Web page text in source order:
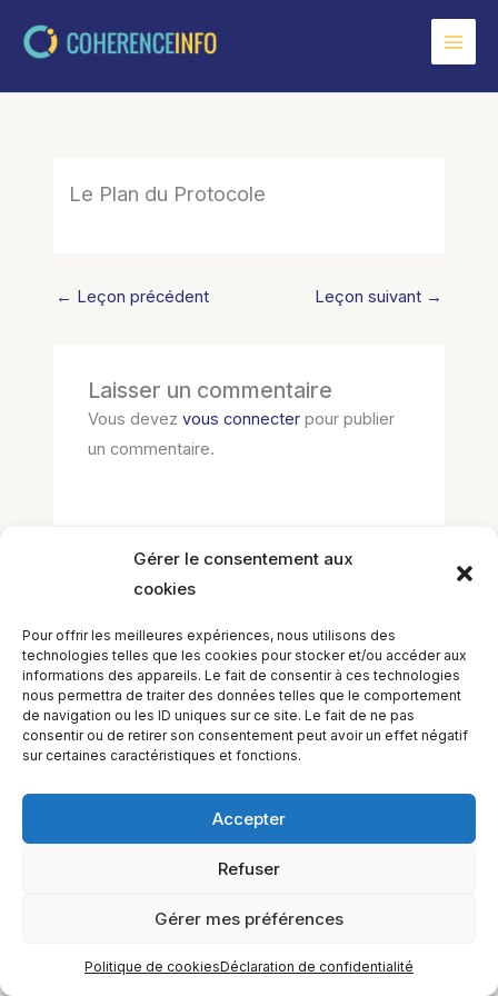
Gérer le consentement aux
cookies
Pour offrir les meilleures expériences, nous utilisons des
technologies telles que les cookies pour stocker et/ou accéder aux
informations des appareils. Le fait de consentir à ces technologies
nous permettra de traiter des données telles que le comportement
de navigation ou les ID uniques sur ce site. Le fait de ne pas
consentir ou de retirer son consentement peut avoir un effet négatif
sur certaines caractéristiques et fonctions.
Accepter
Refuser
Gérer mes préférences
Politique de cookiesDéclaration de confidentialité
Le Plan du Protocole
← Leçon précédent Leçon suivant →
Laisser un commentaire
Vous devezvous connecter pour publier
un commentaire.
EQUILIBIOS FORMATION Inc. 5748 9e Avenue, Montréal (QC)
H1Y 2J9 Canada